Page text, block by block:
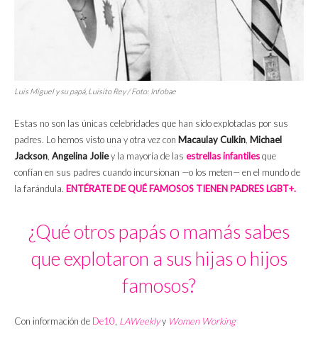
Luis Miguel y su papá, Luisito Rey / Foto: Infobae
Estas no son las únicas celebridades que han sido explotadas por sus
padres. Lo hemos visto una y otra vez con Macaulay Culkin Michael
Jackson Angelina Joliey la mayoría de las estrellas infantilesque
confían en sus padres cuando incursionan —o los meten— en el mundo de
la farándula. ENTÉRATE DE QUÉ FAMOSOS TIENEN PADRES LGBT+.
¿Qué otros papás o mamás sabes
que explotaron a sus hijas o hijos
famosos?
Con información de De10 LAWeeklyy Women Working